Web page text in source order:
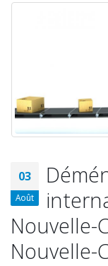
03
Août
Nouvelle-
Nouvelle-